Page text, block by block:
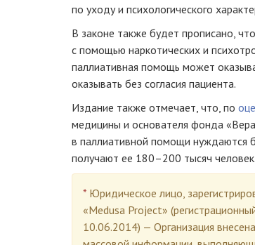
по уходу и психологического
В законе также будет прописано,
с помощью наркотических и
паллиативная помощь может
оказывать без согласия пациента.
Издание также отмечает, что, по
медицины и основателя фонда
в паллиативной помощи нуждаются
получают ее 180–200 тысяч человек.
* Юридическое лицо,
«Medusa Project»
10.06.2014) — Организация